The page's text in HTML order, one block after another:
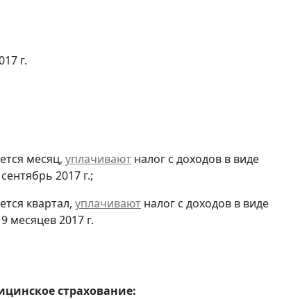
г.
месяц, уплачивают налог с доходов в виде
2017 г.;
квартал, уплачивают налог с доходов в виде
месяцев 2017 г.
страхование: